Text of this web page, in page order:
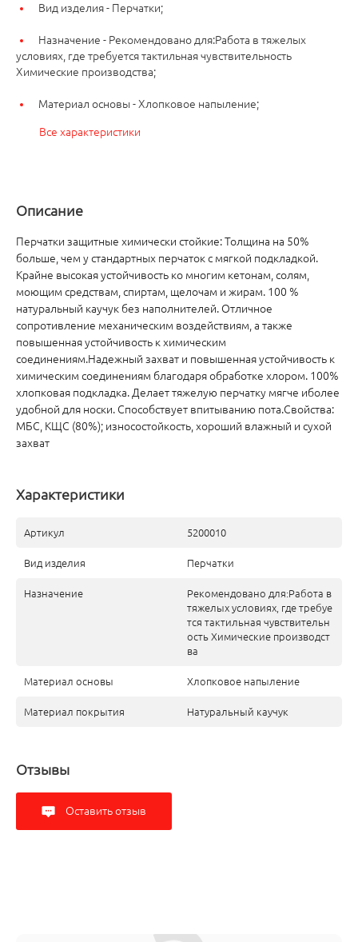
Вид изделия - Перчатки;
Назначение - Рекомендовано для:Работа в тяжелых
условиях, где требуется тактильная чувствительность
Химические производства;
Материал основы -Хлопковое напыление;
Все характеристики
Описание
Перчатки защитные химически стойкие: Толщина на 50%
больше, чем у стандартных перчаток с мягкой подкладкой.
Крайне высокая устойчивость ко многим кетонам, солям,
моющим средствам, спиртам, щелочам и жирам. 100 %
натуральный каучук без наполнителей. Отличное
сопротивление механическим воздействиям, а также
повышенная устойчивость к химическим
соединениям.Надежный захват и повышенная устойчивость к
химическим соединениям благодаря обработке хлором. 100%
хлопковая подкладка. Делает тяжелую перчатку мягче иболее
удобной для носки. Способствует впитыванию пота.Свойства:
МБС, КЩС (80%); износостойкость, хороший влажный и сухой
захват
Характеристики
Артикул 5200010
Вид изделия Перчатки
Назначение
Рекомендовано для:Работа в
тяжелых условиях, где требуе
тся тактильная чувствительн
ость Химические производст
ва
Материал основы Хлопковое напыление
Материал покрытия Натуральный каучук
Отзывы
Оставить отзыв